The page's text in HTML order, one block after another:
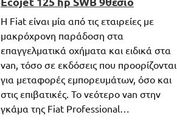
Η Fiat είναι μία από τις εταιρείες με
μακρόχρονη παράδοση στα
επαγγελματικά οχήματα και ειδικά στα
van, τόσο σε εκδόσεις που προορίζονται
για μεταφορές εμπορευμάτων, όσο και
στις επιβατικές. Το νεότερο van στην
γκάμα της Fiat Professional…